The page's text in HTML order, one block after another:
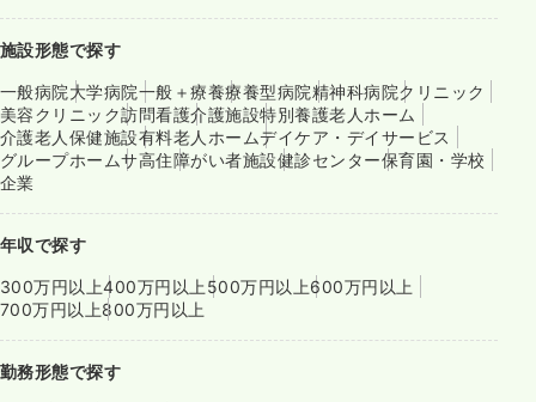
施設形態で探す
一般病院大学病院一般＋療養療養型病院精神科病院クリニック
美容クリニック訪問看護介護施設特別養護老人ホーム
介護老人保健施設有料老人ホームデイケア・デイサービス
グループホームサ高住障がい者施設健診センター保育園・学校
企業
年収で探す
300万円以上400万円以上 500万円以上600万円以上
700万円以上800万円以上
勤務形態で探す